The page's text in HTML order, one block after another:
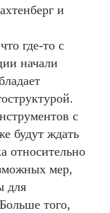
и
где-то с
начали
с
будут ждать
относительно
мер,
для
того,